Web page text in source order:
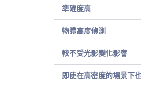
準確度高
物體高度偵測
較不受光影變化影響
即使在高密度的場景下